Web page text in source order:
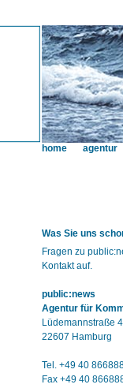
home agentur
Was Sie uns
Fragen zu
Kontakt auf.
public:news
Agentur für
Lüdemannstraße 4
22607 Hamburg
Tel. +49 40
Fax +49 40